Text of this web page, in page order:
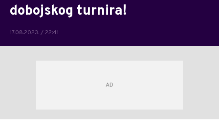
dobojskog turnira!
17.08.2023. / 22:41